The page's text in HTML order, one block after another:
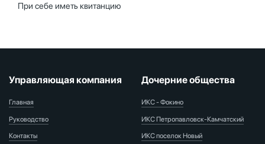
При себе иметь квитанцию
Управляющая компания
Главная
Руководство
Контакты
Дочерние общества
ИКС - Фокино
ИКС Петропавловск-Камчатский
ИКС поселок Новый